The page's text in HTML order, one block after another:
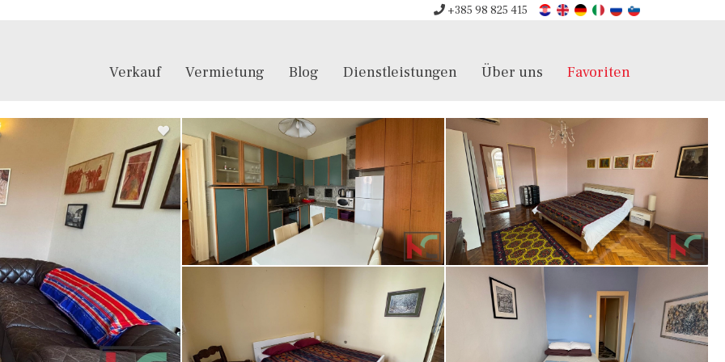
+385 98 825 415
Verkauf Vermietung Blog Dienstleistungen Über uns Favoriten